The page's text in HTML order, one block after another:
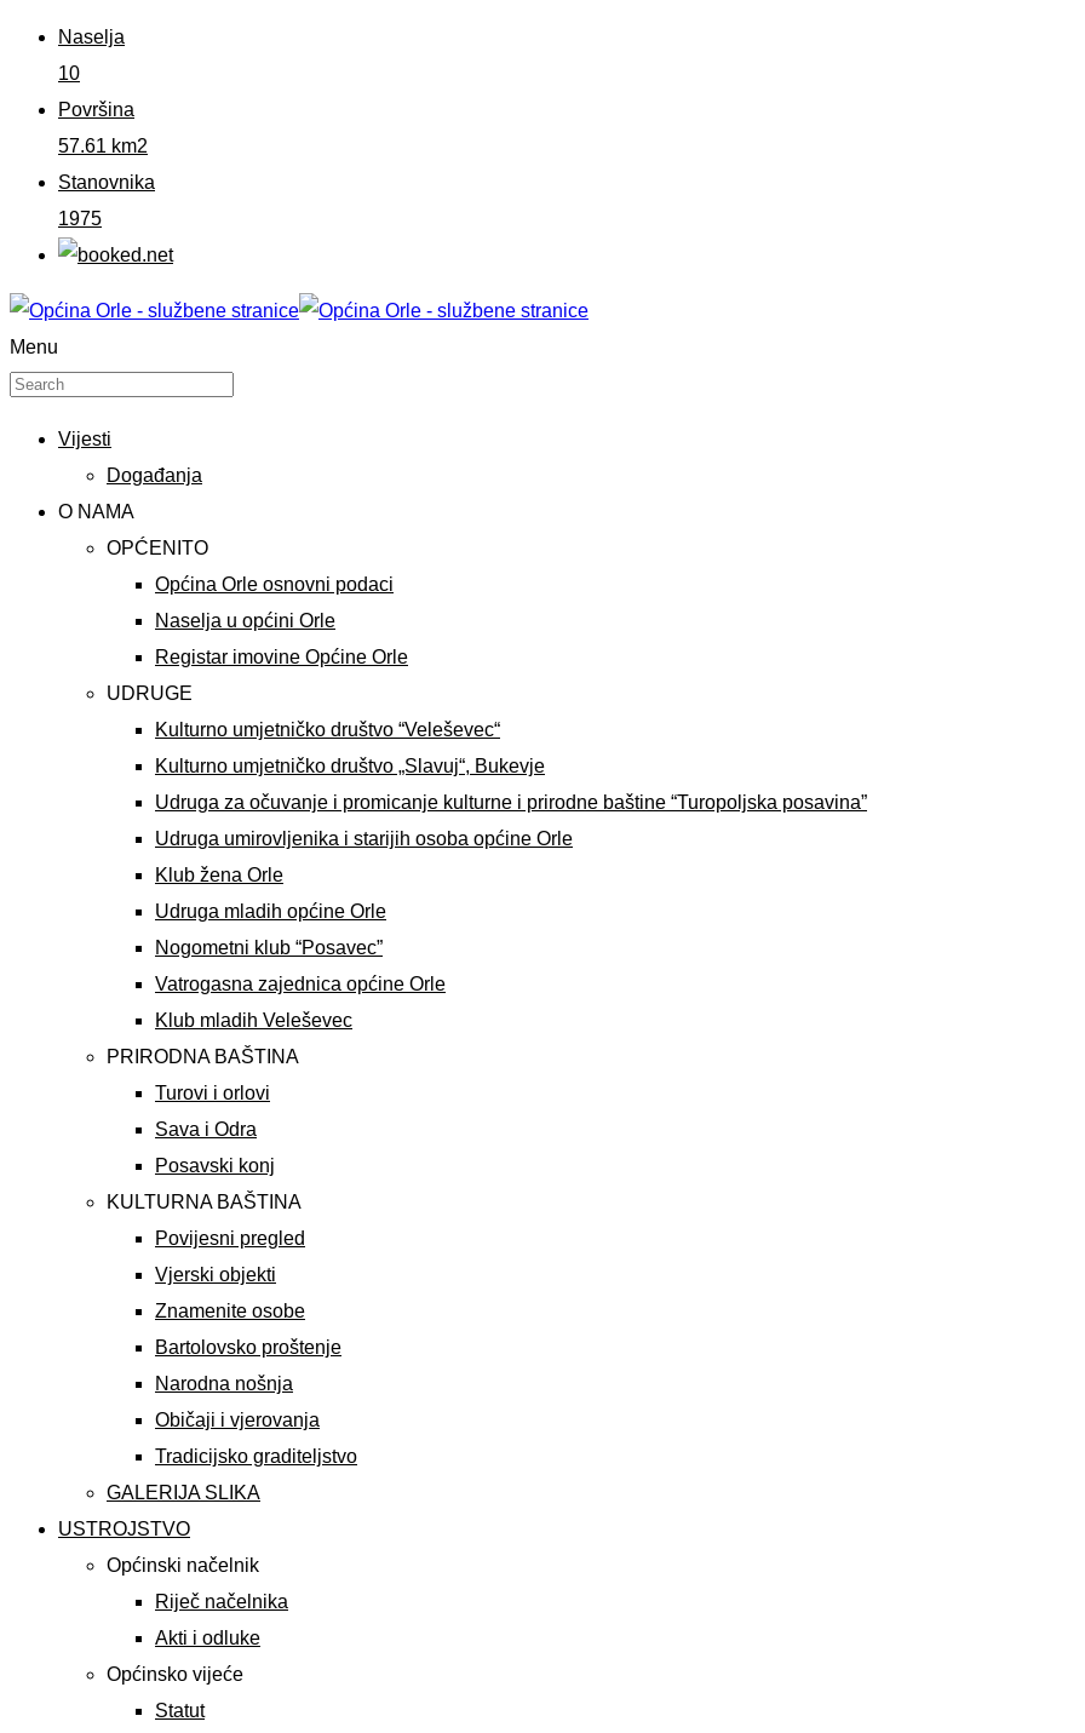
Naselja
10
Površina
57.61 km2
Stanovnika
1975
Menu
Vijesti
Događanja
O NAMA
OPĆENITO
Općina Orle osnovni podaci
Naselja u općini Orle
Registar imovine Općine Orle
UDRUGE
Kulturno umjetničko društvo “Veleševec“
Kulturno umjetničko društvo „Slavuj“, Bukevje
Udruga za očuvanje i promicanje kulturne i prirodne baštine “Turopoljska posavina”
Udruga umirovljenika i starijih osoba općine Orle
Klub žena Orle
Udruga mladih općine Orle
Nogometni klub “Posavec”
Vatrogasna zajednica općine Orle
Klub mladih Veleševec
PRIRODNA BAŠTINA
Turovi i orlovi
Sava i Odra
Posavski konj
KULTURNA BAŠTINA
Povijesni pregled
Vjerski objekti
Znamenite osobe
Bartolovsko proštenje
Narodna nošnja
Običaji i vjerovanja
Tradicijsko graditeljstvo
GALERIJA SLIKA
USTROJSTVO
Općinski načelnik
Riječ načelnika
Akti i odluke
Općinsko vijeće
Statut